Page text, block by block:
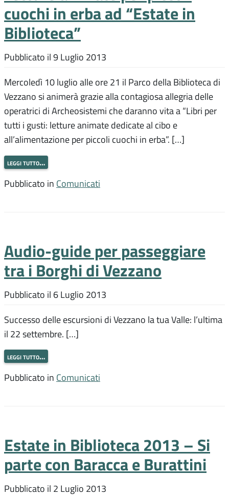
cuochi in erba ad “Estate in
Biblioteca”
Pubblicato il 9 Luglio 2013
Mercoledì 10 luglio alle ore 21 il Parco della Biblioteca di
Vezzano si animerà grazie alla contagiosa allegria delle
operatrici di Archeosistemi che daranno vita a “Libri per
tutti i gusti: letture animate dedicate al cibo e
all’alimentazione per piccoli cuochi in erba”. […]
leggi tutto…
Pubblicato in Comunicati
Audio-guide per passeggiare
tra i Borghi di Vezzano
Pubblicato il 6 Luglio 2013
Successo delle escursioni di Vezzano la tua Valle: l’ultima
il 22 settembre. […]
leggi tutto…
Pubblicato in Comunicati
Estate in Biblioteca 2013 – Si
parte con Baracca e Burattini
Pubblicato il 2 Luglio 2013